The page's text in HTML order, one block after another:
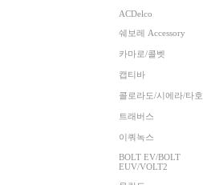
ACDelco
쉐보레 Accessory
카마로/콜벳
캡티바
콜로라도/시에라/타호
트래버스
이쿼녹스
BOLT EV/BOLT
EUV/VOLT2